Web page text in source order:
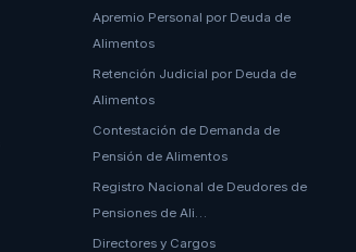
Apremio Personal por Deuda de
Alimentos
Retención Judicial por Deuda de
Alimentos
Contestación de Demanda de
Pensión de Alimentos
Registro Nacional de Deudores de
Pensiones de Ali…
Directores y Cargos